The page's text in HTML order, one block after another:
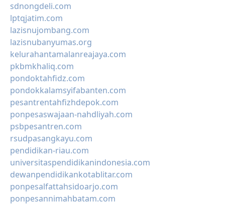
sdnongdeli.com
lptqjatim.com
lazisnujombang.com
lazisnubanyumas.org
kelurahantamalanreajaya.com
pkbmkhaliq.com
pondoktahfidz.com
pondokkalamsyifabanten.com
pesantrentahfizhdepok.com
ponpesaswajaan-nahdliyah.com
psbpesantren.com
rsudpasangkayu.com
pendidikan-riau.com
universitaspendidikanindonesia.com
dewanpendidikankotablitar.com
ponpesalfattahsidoarjo.com
ponpesannimahbatam.com